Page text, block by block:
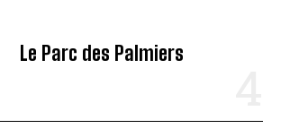
Le Parc des Palmiers